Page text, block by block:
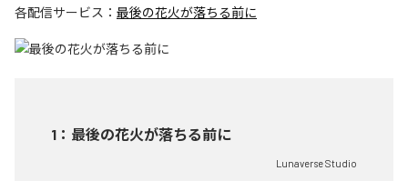
各配信サービス： 最後の花火が落ちる前に
1 ： 最後の花火が落ちる前に
Lunaverse Studio